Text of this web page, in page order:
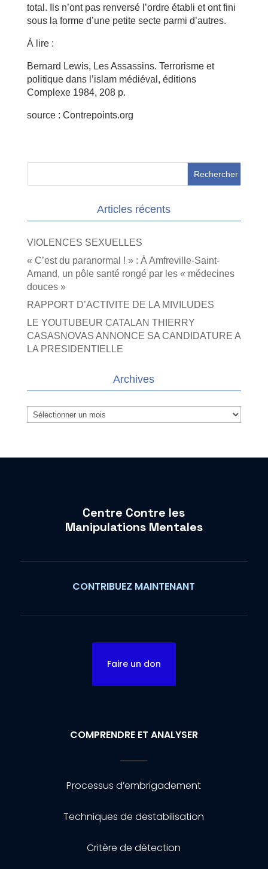
total. Ils n’ont pas renversé l’ordre établi et ont fini
sous la forme d’une petite secte parmi d’autres.
À lire :
Bernard Lewis, Les Assassins. Terrorisme et
politique dans l’islam médiéval, éditions
Complexe 1984, 208 p.
source : Contrepoints.org
Articles récents
VIOLENCES SEXUELLES
« C’est du paranormal ! » : À Amfreville-Saint-
Amand, un pôle santé rongé par les « médecines
douces »
RAPPORT D’ACTIVITE DE LA MIVILUDES
LE YOUTUBEUR CATALAN THIERRY
CASASNOVAS ANNONCE SA CANDIDATURE A
LA PRESIDENTIELLE
Archives
Archives
Centre Contre les
Manipulations Mentales
CONTRIBUEZ MAINTENANT
Faire un don
COMPRENDRE ET ANALYSER
Processus d’embrigadement
Techniques de destabilisation
Critère de détection